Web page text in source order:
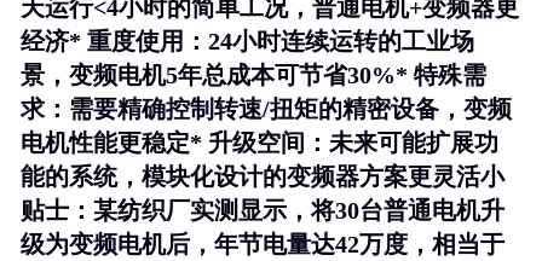
天运行<4小时的简单工况，普通电机+变频器更
经济* 重度使用 ：24小时连续运转的工业场
景，变频电机5年总成本可节省30%* 特殊需
求：需要精确控制转速/扭矩的精密设备，变频
电机性能更稳定* 升级空间 ：未来可能扩展功
能的系统，模块化设计的变频器方案更灵活小
贴士：某纺织厂实测显示，将30台普通电机升
级为变频电机后，年节电量达42万度，相当于